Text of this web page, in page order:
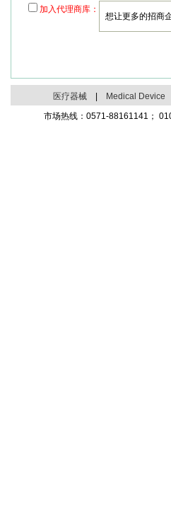
加入代理商库：
想让更多的招商
医疗器械| Medical Device
市场热线：0571-88161141；